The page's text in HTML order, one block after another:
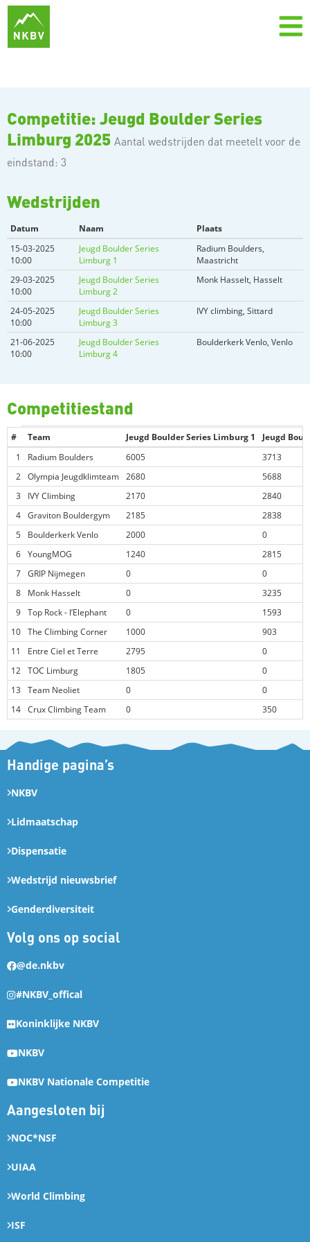
Competitie: Jeugd Boulder Series
Limburg 2025 Aantal wedstrijden dat meetelt voor de
eindstand: 3
Wedstrijden
Datum Naam
Plaats
15-03-2025
10:00
Jeugd Boulder Series
Limburg 1
Radium Boulders,
Maastricht
29-03-2025
10:00
Jeugd Boulder Series
Limburg 2
Monk Hasselt, Hasselt
24-05-2025
10:00
Jeugd Boulder Series
Limburg 3
IVY climbing, Sittard
21-06-2025
10:00
Jeugd Boulder Series
Limburg 4
Boulderkerk Venlo, Venlo
Competitiestand
# Team Jeugd Boulder Series Limburg 1
Jeugd
1
Radium Boulders 6005
3713
2 Olympia Jeugdklimteam 2680
5688
3
IVY Climbing 2170
2840
4 Graviton Bouldergym 2185
2838
5
Boulderkerk Venlo 2000
0
6 YoungMOG 1240
2815
7 GRIP Nijmegen 0
0
8
Monk Hasselt 0
3235
9 Top Rock - l’Elephant 0
1593
10 The Climbing Corner 1000
903
11
Entre Ciel et Terre 2795
0
12 TOC Limburg 1805
0
13
Team Neoliet 0
0
14 Crux Climbing Team 0 350
Handige pagina’s
NKBV
Lidmaatschap
Dispensatie
Wedstrijd nieuwsbrief
Genderdiversiteit
Volg ons op social
@de.nkbv
#NKBV_offical
Koninklijke NKBV
NKBV
NKBV Nationale Competitie
Aangesloten bij
NOC*NSF
UIAA
World Climbing
ISF